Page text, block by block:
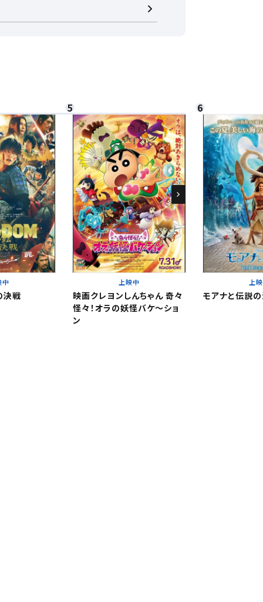
閉じる
。
中
決戦
上映中
映画クレヨンしんちゃん 奇々
怪々！オラの妖怪バケ～ショ
ン
上
モアナと伝説
閉じる
閉じる